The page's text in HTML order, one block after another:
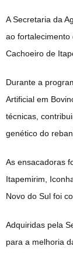
A Secretaria da
ao fortalecimento
Cachoeiro de
Durante a
Artificial em
técnicas,
genético do
As ensacadoras
Itapemirim,
Novo do Sul foi
Adquiridas pela
para a melhoria